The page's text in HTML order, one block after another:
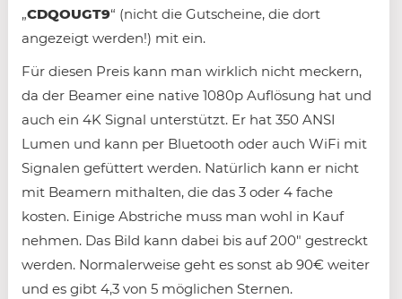
„CDQOUGT9“ (nicht die Gutscheine, die dort
angezeigt werden!) mit ein.
Für diesen Preis kann man wirklich nicht meckern,
da der Beamer eine native 1080p Auflösung hat und
auch ein 4K Signal unterstützt. Er hat 350 ANSI
Lumen und kann per Bluetooth oder auch WiFi mit
Signalen gefüttert werden. Natürlich kann er nicht
mit Beamern mithalten, die das 3 oder 4 fache
kosten. Einige Abstriche muss man wohl in Kauf
nehmen. Das Bild kann dabei bis auf 200″ gestreckt
werden. Normalerweise geht es sonst ab 90€ weiter
und es gibt 4,3 von 5 möglichen Sternen.